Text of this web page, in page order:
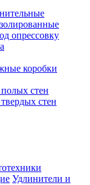
опрессовку
коробки
стен
стен
Удлинители и